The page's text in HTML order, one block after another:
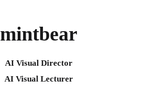
mintbear
AI Visual Director
AI Visual Lecturer